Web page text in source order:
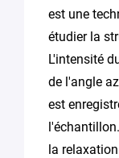
est une
étudier la
L'intensité
de l'angle
est
la